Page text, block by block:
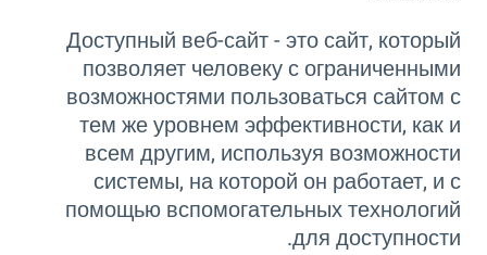
Доступный веб-сайт - это сайт, который
позволяет человеку с ограниченными
возможностями пользоваться сайтом с
тем же уровнем эффективности, как и
всем другим, используя возможности
системы, на которой он работает, и с
помощью вспомогательных технологий
для доступности.